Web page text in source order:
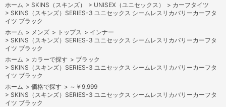
ホーム > SKINS（スキンズ） > UNISEX（ユニセックス） > カーフタイツ
> SKINS（スキンズ）SERIES-3 ユニセックス シームレスリカバリーカーフタ
イツ ブラック
ホーム > メンズ > トップス > インナー
> SKINS（スキンズ）SERIES-3 ユニセックス シームレスリカバリーカーフタ
イツ ブラック
ホーム > カラーで探す > ブラック
> SKINS（スキンズ）SERIES-3 ユニセックス シームレスリカバリーカーフタ
イツ ブラック
ホーム > 価格で探す > ～￥9,999
> SKINS（スキンズ）SERIES-3 ユニセックス シームレスリカバリーカーフタ
イツ ブラック